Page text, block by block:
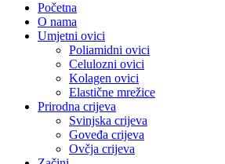
Početna
O nama
Umjetni ovici
Poliamidni ovici
Celulozni ovici
Kolagen ovici
Elastične mrežice
Prirodna crijeva
Svinjska crijeva
Goveđa crijeva
Ovčja crijeva